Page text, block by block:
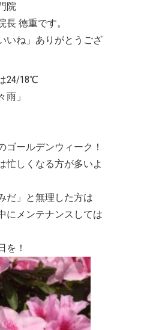
院
長 徳重です。
いね」ありがとうござ
24/18℃
雨」
ゴールデンウィーク！
忙しくなる方が多いよ
だ」と無理した方は
にメンテナンスしては
を！